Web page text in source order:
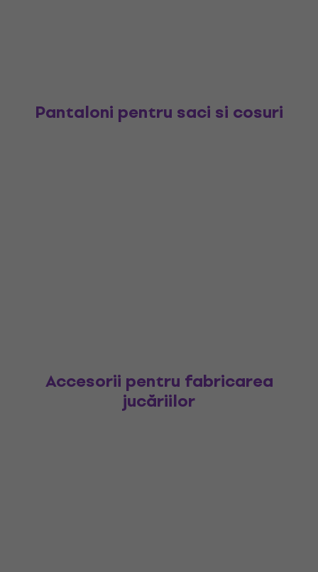
Pantaloni pentru saci si cosuri
Accesorii pentru fabricarea
jucăriilor